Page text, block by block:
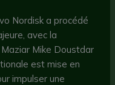
Nordisk a procédé
avec la
Mike Doustdar
est mise en
impulser une